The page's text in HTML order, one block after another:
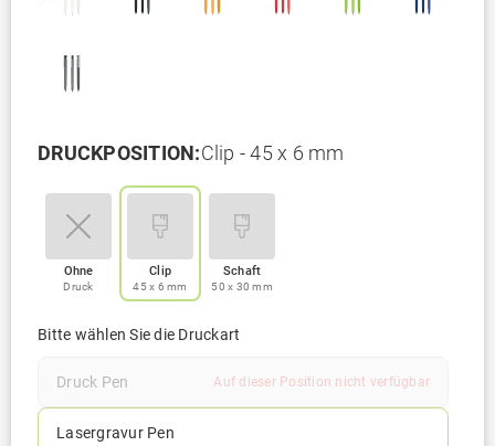
DRUCKPOSITION:Clip - 45 x 6 mm
Ohne
Druck
Clip
45 x 6 mm
Schaft
50 x 30 mm
Bitte wählen Sie die Druckart
Druck Pen Auf dieser Position nicht verfügbar
Lasergravur Pen